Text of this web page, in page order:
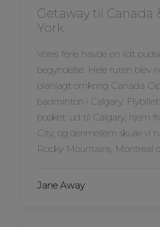
Getaway til Canada
York
Vores ferie havde en lidt
begyndelse. Hele ruten blev
planlagt omkring Canada
badminton i Calgary.
booket: ud til Calgary, hjem
City, og derimellem skulle vi
Rocky Mountains, Montreal
Jane Away